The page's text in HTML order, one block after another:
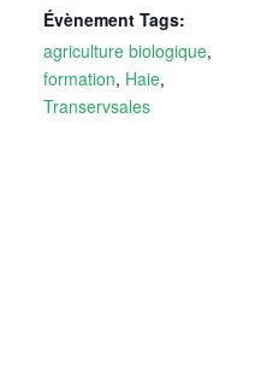
Évènement Tags:
agriculture biologique,
formation, Haie,
Transervsales